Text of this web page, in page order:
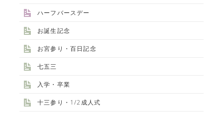
ハーフバースデー
お誕生記念
お宮参り・百日記念
七五三
入学・卒業
十三参り・1/2成人式